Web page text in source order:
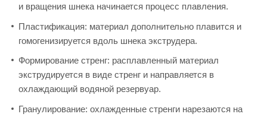
и вращения шнека начинается процесс плавления.
Пластификация: материал дополнительно плавится и
гомогенизируется вдоль шнека экструдера.
Формирование стренг: расплавленный материал
экструдируется в виде стренг и направляется в
охлаждающий водяной резервуар.
Гранулирование: охлажденные стренги нарезаются на